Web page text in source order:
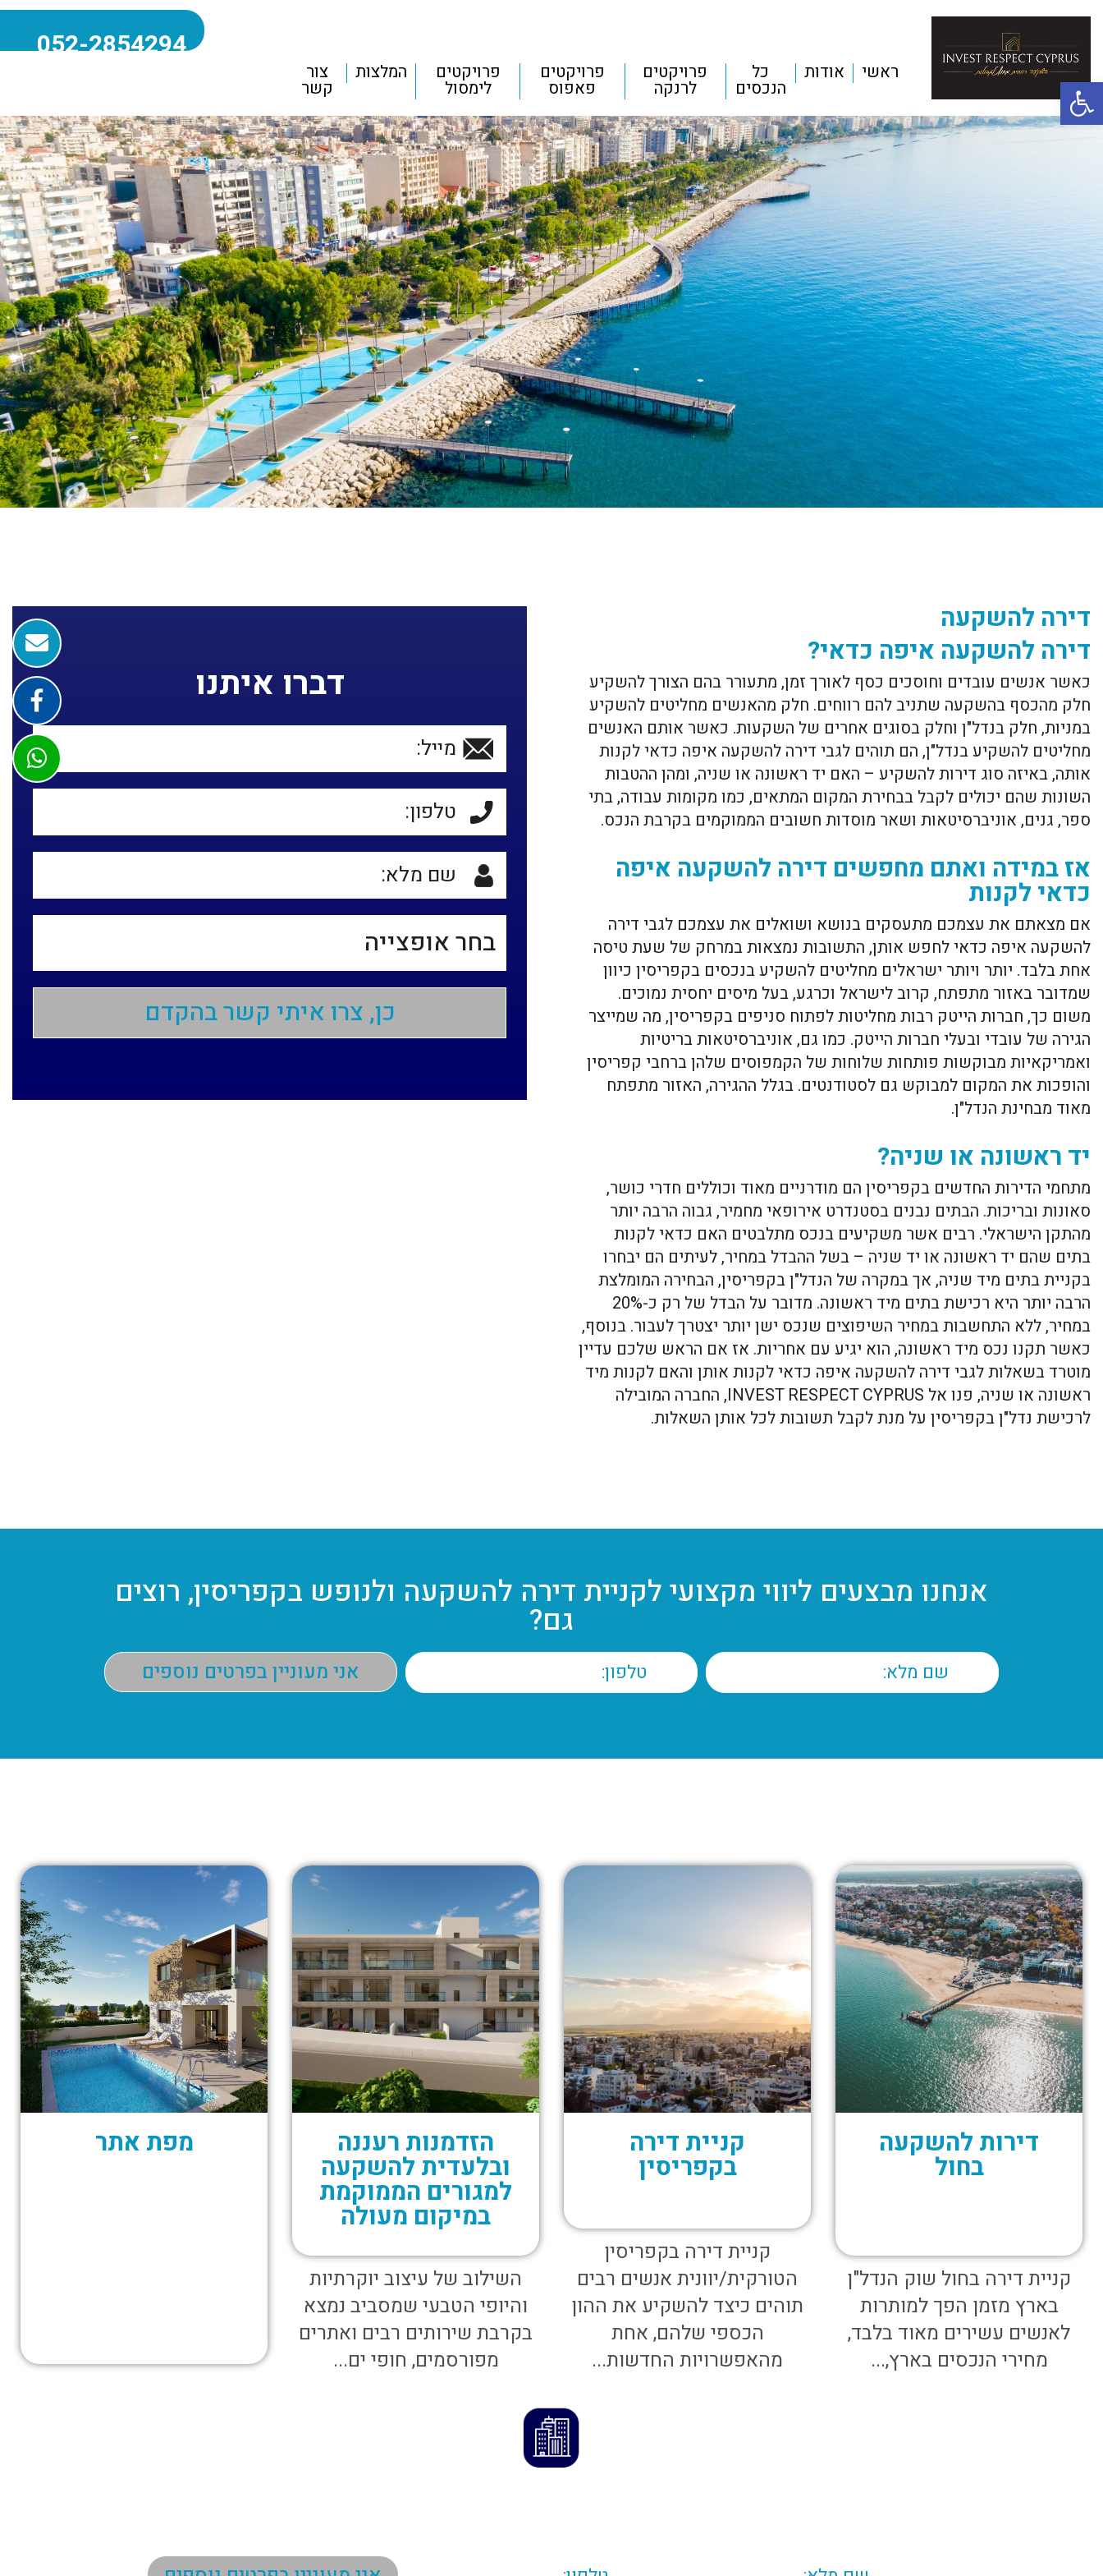
פתח סרגל נגישות ראשי אודות כל
הנכסים
פרויקטים
לרנקה
פרויקטים
פאפוס
פרויקטים
לימסול
המלצות צור
קשר
052-2854294
דירה להשקעה
דירה להשקעה איפה כדאי?
כאשר אנשים עובדים וחוסכים כסף לאורך זמן, מתעורר בהם הצורך להשקיע
חלק מהכסף בהשקעה שתניב להם רווחים. חלק מהאנשים מחליטים להשקיע
במניות, חלק בנדל"ן וחלק בסוגים אחרים של השקעות. כאשר אותם האנשים
מחליטים להשקיע בנדל"ן, הם תוהים לגבי דירה להשקעה איפה כדאי לקנות
אותה, באיזה סוג דירות להשקיע – האם יד ראשונה או שניה, ומהן ההטבות
השונות שהם יכולים לקבל בבחירת המקום המתאים, כמו מקומות עבודה, בתי
ספר, גנים, אוניברסיטאות ושאר מוסדות חשובים הממוקמים בקרבת הנכס.
אז במידה ואתם מחפשים דירה להשקעה איפה
כדאי לקנות
אם מצאתם את עצמכם מתעסקים בנושא ושואלים את עצמכם לגבי דירה
להשקעה איפה כדאי לחפש אותן, התשובות נמצאות במרחק של שעת טיסה
אחת בלבד. יותר ויותר ישראלים מחליטים להשקיע בנכסים בקפריסין כיוון
שמדובר באזור מתפתח, קרוב לישראל וכרגע, בעל מיסים יחסית נמוכים.
משום כך, חברות הייטק רבות מחליטות לפתוח סניפים בקפריסין, מה שמייצר
הגירה של עובדי ובעלי חברות הייטק. כמו גם, אוניברסיטאות בריטיות
ואמריקאיות מבוקשות פותחות שלוחות של הקמפוסים שלהן ברחבי קפריסין
והופכות את המקום למבוקש גם לסטודנטים. בגלל ההגירה, האזור מתפתח
מאוד מבחינת הנדל"ן.
יד ראשונה או שניה?
מתחמי הדירות החדשים בקפריסין הם מודרניים מאוד וכוללים חדרי כושר,
סאונות ובריכות. הבתים נבנים בסטנדרט אירופאי מחמיר, גבוה הרבה יותר
מהתקן הישראלי. רבים אשר משקיעים בנכס מתלבטים האם כדאי לקנות
בתים שהם יד ראשונה או יד שניה – בשל ההבדל במחיר, לעיתים הם יבחרו
בקניית בתים מיד שניה, אך במקרה של הנדל"ן בקפריסין, הבחירה המומלצת
הרבה יותר היא רכישת בתים מיד ראשונה. מדובר על הבדל של רק כ-20%
במחיר, ללא התחשבות במחיר השיפוצים שנכס ישן יותר יצטרך לעבור. בנוסף,
כאשר תקנו נכס מיד ראשונה, הוא יגיע עם אחריות. אז אם הראש שלכם עדיין
מוטרד בשאלות לגבי דירה להשקעה איפה כדאי לקנות אותן והאם לקנות מיד
ראשונה או שניה, פנו אל INVEST RESPECT CYPRUS, החברה המובילה
לרכישת נדל"ן בקפריסין על מנת לקבל תשובות לכל אותן השאלות.
דברו איתנו
אנחנו מבצעים ליווי מקצועי לקניית דירה להשקעה ולנופש בקפריסין, רוצים
גם?
דירות להשקעה
בחול
קניית דירה בחול שוק הנדל"ן
בארץ מזמן הפך למותרות
לאנשים עשירים מאוד בלבד,
מחירי הנכסים בארץ,...
קניית דירה
בקפריסין
קניית דירה בקפריסין
הטורקית/יוונית אנשים רבים
תוהים כיצד להשקיע את ההון
הכספי שלהם, אחת
מהאפשרויות החדשות...
הזדמנות רעננה
ובלעדית להשקעה
למגורים הממוקמת
במיקום מעולה
השילוב של עיצוב יוקרתיות
והיופי הטבעי שמסביב נמצא
בקרבת שירותים רבים ואתרים
מפורסמים, חופי ים...
מפת אתר